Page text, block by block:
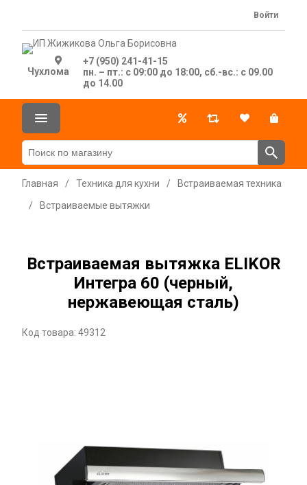
Чухлома
+7 (950) 241-41-15
пн. – пт.: с 09:00 до 18:00, сб.-вс.: с 09.00
до 14.00
Войти
Главная / Техника для кухни /
Встраиваемая техника
/
Встраиваемые вытяжки
Встраиваемая вытяжка ELIKOR
Интегра 60 (черный,
нержавеющая сталь)
Код товара: 49312